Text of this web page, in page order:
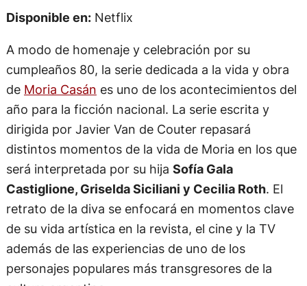
Disponible en:Netflix
A modo de homenaje y celebración por su
cumpleaños 80, la serie dedicada a la vida y obra
de Moria Casán es uno de los acontecimientos del
año para la ficción nacional. La serie escrita y
dirigida por Javier Van de Couter repasará
distintos momentos de la vida de Moria en los que
será interpretada por su hija Sofía Gala
Castiglione, Griselda Siciliani y Cecilia Roth. El
retrato de la diva se enfocará en momentos clave
de su vida artística en la revista, el cine y la TV
además de las experiencias de uno de los
personajes populares más transgresores de la